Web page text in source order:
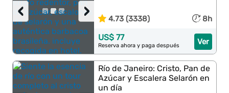
›
‹ 4.73 (3338) 8h
Ver
US$ 77
Reserva ahora y paga después
Río de Janeiro: Cristo, Pan de
Azúcar y Escalera Selarón en
un día